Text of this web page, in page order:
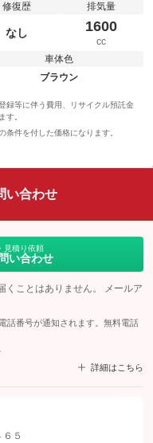
修復歴
なし
排気量
1600
cc
車体色
ブラウン
録等に伴う費用、リサイクル預託金
す。
条件を付した価格になります。
い合わせ
見積り依頼
い合わせ
くことはありません。 メールア
話番号が通知されます。無料電話
詳細はこちら
してから「許可する」ボタンを押
５